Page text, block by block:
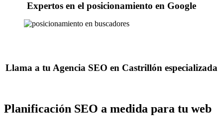
Expertos en el posicionamiento en Google
Llama a tu Agencia SEO en Castrillón especializada
Planificación SEO a medida para tu web